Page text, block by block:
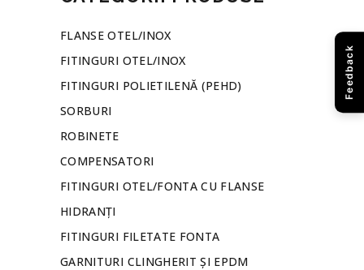
FLANSE OTEL/INOX
FITINGURI OTEL/INOX
FITINGURI POLIETILENĂ (PEHD)
SORBURI
ROBINETE
COMPENSATORI
FITINGURI OTEL/FONTA CU FLANSE
HIDRANȚI
FITINGURI FILETATE FONTA
GARNITURI CLINGHERIT ȘI EPDM
Feedback